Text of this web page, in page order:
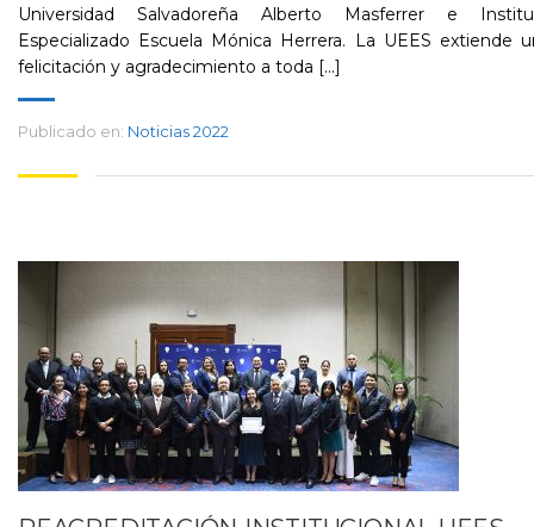
Universidad Salvadoreña Alberto Masferrer e
Especializado Escuela Mónica Herrera. La UEES extiende
felicitación y agradecimiento a toda [...]
Publicado en: Noticias 2022